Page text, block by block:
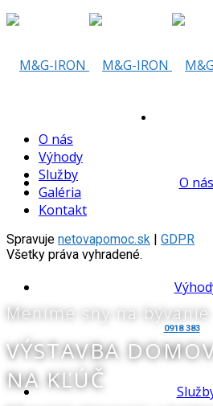
Skip
0918 383
O nás
O nás
Výhody
Služby
Galéria
Kontakt
Spravuje netovapomoc.sk | GDPR
Všetky práva vyhradené.
Meníme sny na bývanie
VÝSTAVBA
NA KĽÚČ